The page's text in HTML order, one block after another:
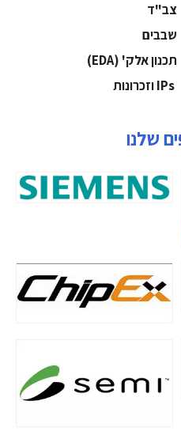
‫צב"ד‬
‫שבבים‬
‫תכנון אלק' (‪(EDA‬‬
שלנו